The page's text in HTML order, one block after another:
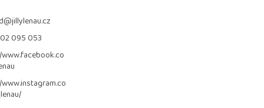
@jillylenau.cz
095 053